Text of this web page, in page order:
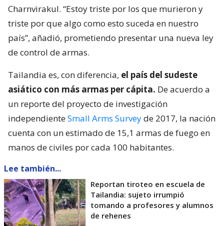
Charnvirakul. “Estoy triste por los que murieron y
triste por que algo como esto suceda en nuestro
país”, añadió, prometiendo presentar una nueva ley
de control de armas.
Tailandia es, con diferencia, el país del sudeste
asiático con más armas per cápita. De acuerdo a
un reporte del proyecto de investigación
independienteSmall Arms Surveyde 2017, la nación
cuenta con un estimado de 15,1 armas de fuego en
manos de civiles por cada 100 habitantes.
Lee también...
Reportan tiroteo en escuela de
Tailandia: sujeto irrumpió
tomando a profesores y alumnos
de rehenes